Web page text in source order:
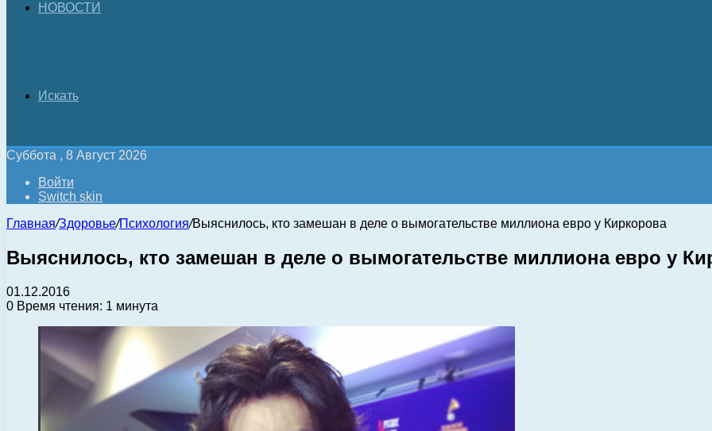
НОВОСТИ
Искать
Суббота , 8 Август 2026
Войти
Switch skin
Главная/Здоровье/Психология/Выяснилось, кто замешан в деле о вымогательстве миллиона евро у Киркорова
Выяснилось, кто замешан в деле о вымогательстве миллиона евро у
01.12.2016
0 Время чтения: 1 минута